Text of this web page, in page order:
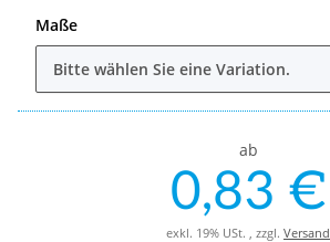
Maße
Bitte wählen Sie eine Variation.
ab
0,83 €
exkl. 19% USt. , zzgl. Versand